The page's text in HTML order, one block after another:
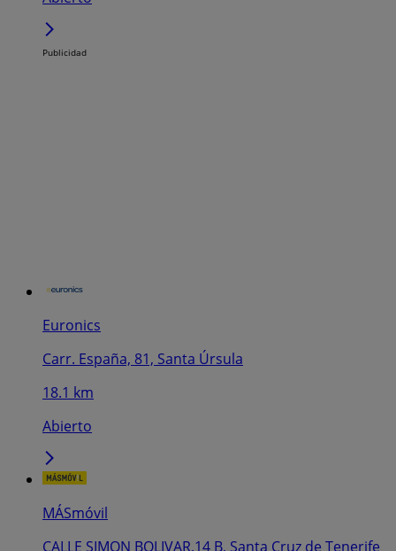
Publicidad
Euronics
Carr. España, 81, Santa Úrsula
18.1 km
Abierto
MÁSmóvil
CALLE SIMON BOLIVAR,14 B, Santa Cruz de Tenerife